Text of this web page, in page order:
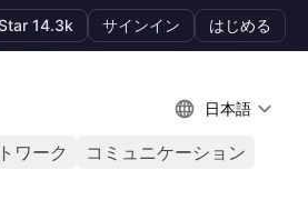
14.3k サインイン はじめる
日本語
ワーク コミュニケーション